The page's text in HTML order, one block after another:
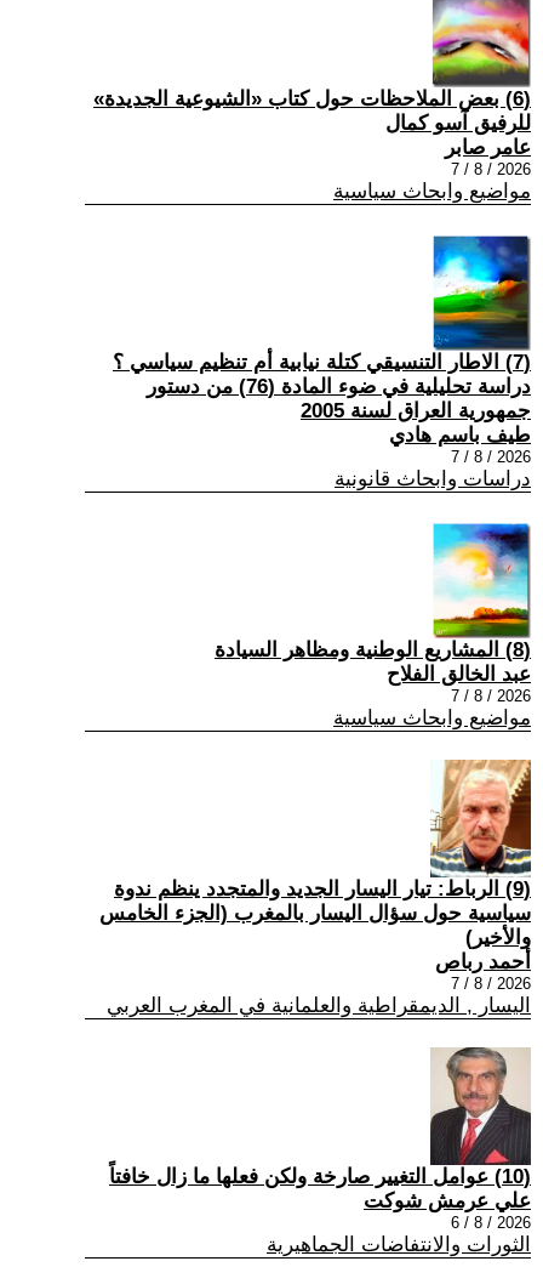
(6) بعض الملاحظات حول كتاب «الشيوعية الجديدة»
للرفيق آسو كمال
عامر صابر
2026 / 8 / 7
مواضيع وابحاث سياسية
(7) الاطار التنسيقي كتلة نيابية أم تنظيم سياسي ؟
دراسة تحليلية في ضوء المادة (76) من دستور
جمهورية العراق لسنة 2005
طيف باسم هادي
2026 / 8 / 7
دراسات وابحاث قانونية
(8) المشاريع الوطنية ومظاهر السيادة
عبد الخالق الفلاح
2026 / 8 / 7
مواضيع وابحاث سياسية
(9) الرباط: تيار اليسار الجديد والمتجدد ينظم ندوة
سياسية حول سؤال اليسار بالمغرب (الجزء الخامس
والأخير)
أحمد رباص
2026 / 8 / 7
اليسار , الديمقراطية والعلمانية في المغرب العربي
(10) عوامل التغيير صارخة ولكن فعلها ما زال خافتاً
علي عرمش شوكت
2026 / 8 / 6
الثورات والانتفاضات الجماهيرية